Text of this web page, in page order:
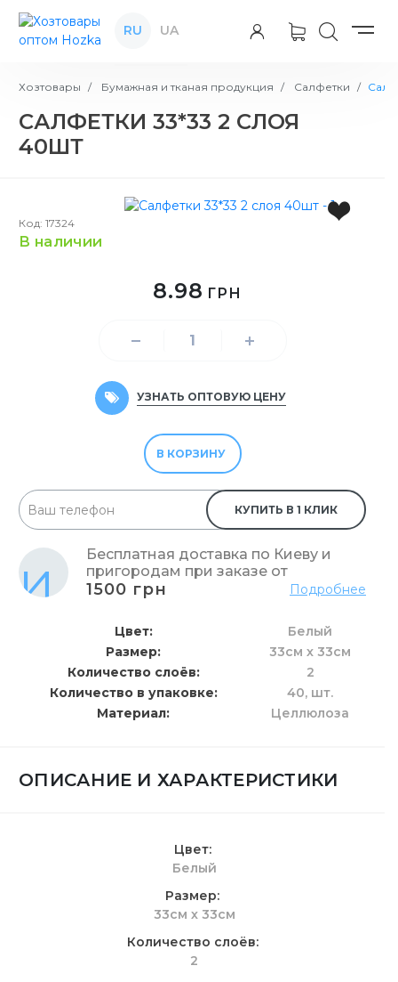
RU UA
Хозтовары Бумажная и тканая продукция Салфетки
САЛФЕТКИ 33*33 2 СЛОЯ
40ШТ
Код: 17324
в наличии
8.98 ГРН
УЗНАТЬ ОПТОВУЮ ЦЕНУ
В КОРЗИНУ
КУПИТЬ В 1 КЛИК
Бесплатная доставка по Киеву и
пригородам при заказе от
1500 грн Подробнее
Цвет
Белый
Размер
33см х 33см
Количество слоёв
2
Количество в упаковке
40, шт.
Материал
Целлюлоза
ОПИСАНИЕ И ХАРАКТЕРИСТИКИ
Цвет
Белый
Размер
33см х 33см
Количество слоёв
2